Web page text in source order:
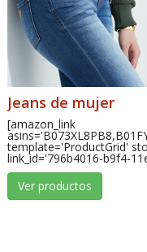
Jeans de mujer
[amazon_link
template='ProductGrid'
link_id='796b4016-b9f4-
Ver productos